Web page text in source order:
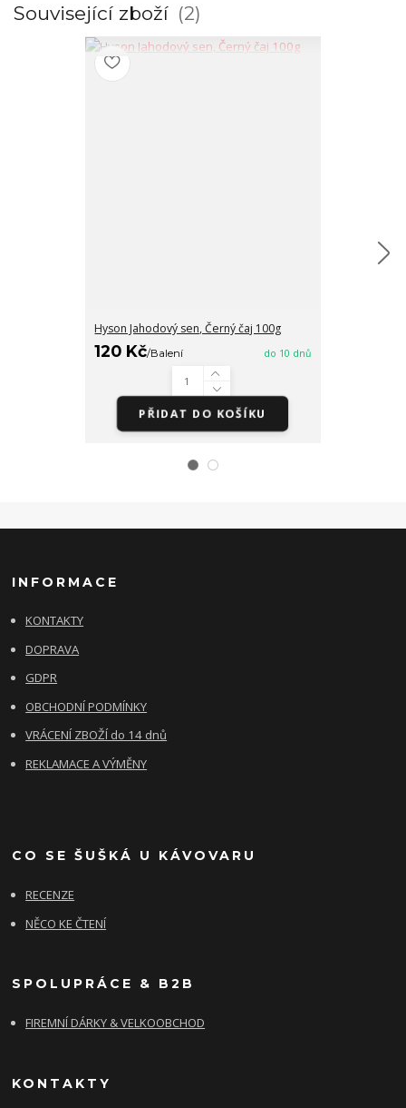
Související zboží 2
Hyson Jahodový sen, Černý čaj 100g
120 Kč/Balení do 10 dnů
PŘIDAT DO KOŠÍKU
INFORMACE
KONTAKTY
DOPRAVA
GDPR
OBCHODNÍ PODMÍNKY
VRÁCENÍ ZBOŽÍ do 14 dnů
REKLAMACE A VÝMĚNY
CO SE ŠUŠKÁ U KÁVOVARU
RECENZE
NĚCO KE ČTENÍ
SPOLUPRÁCE & B2B
FIREMNÍ DÁRKY & VELKOOBCHOD
KONTAKTY